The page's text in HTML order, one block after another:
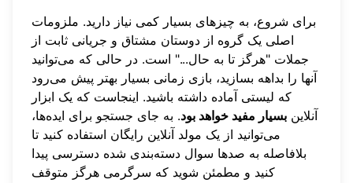
برای شروع، به چیزهای بسیار کمی نیاز دارید. ملزومات
اصلی یک گروه از دوستان مشتاق و جریانی ثابت از
جملات "هرگز تا به حال..." است. در حالی که می‌توانید
آنها را بداهه بسازید، بازی زمانی بسیار بهتر پیش می‌رود
که لیستی آماده داشته باشید. اینجاست که یک ابزار
آنلاین بسیار مفید خواهد بود. به جای جستجو برای ایده‌ها،
می‌توانید از یک مولد آنلاین رایگان استفاده کنید تا
بلافاصله به صدها سوال دسته‌بندی شده دسترسی پیدا
کنید و مطمئن شوید که سرگرمی هرگز متوقف